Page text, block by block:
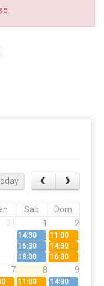
Sab
Dom
31 1 2
14:30
11:00
16:30
14:30
18:00
16:30
7 8 9
11:00 14:30